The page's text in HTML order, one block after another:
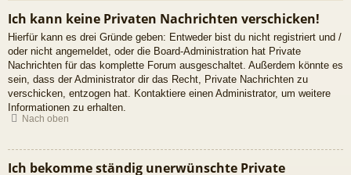
Ich kann keine Privaten Nachrichten verschicken!
Hierfür kann es drei Gründe geben: Entweder bist du nicht registriert und /
oder nicht angemeldet, oder die Board-Administration hat Private
Nachrichten für das komplette Forum ausgeschaltet. Außerdem könnte es
sein, dass der Administrator dir das Recht, Private Nachrichten zu
verschicken, entzogen hat. Kontaktiere einen Administrator, um weitere
Informationen zu erhalten.
Nach oben
Ich bekomme ständig unerwünschte Private